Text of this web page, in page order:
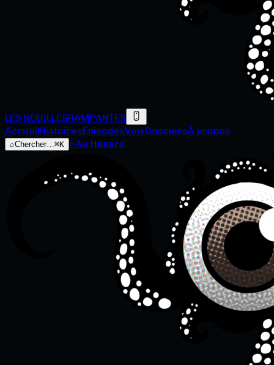
LES NOUILLESRAMPANTES
AccueilHistoiresÉpisodesVoixDossiersÀ propos
⌕Chercher…⌘K ⚡Au Hasard